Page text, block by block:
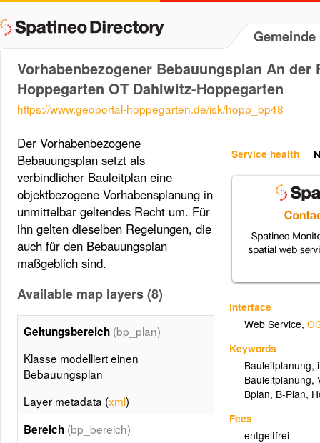
Vorhabenbezogener Bebauungsplan An der
Hoppegarten OT Dahlwitz-Hoppegarten
https://www.geoportal-hoppegarten.de/isk/hopp_bp48
Service health
Interface
Web Service,
Keywords
Bauleitplanung,
Bauleitplanung,
Bplan, B-Plan,
Fees
entgeltfrei
Der Vorhabenbezogene
Bebauungsplan setzt als
verbindlicher Bauleitplan eine
objektbezogene Vorhabensplanung in
unmittelbar geltendes Recht um. Für
ihn gelten dieselben Regelungen, die
auch für den Bebauungsplan
maßgeblich sind.
Available map layers (8)
Geltungsbereich (bp_plan)
Klasse modelliert einen
Bebauungsplan
Layer metadata (xml)
Bereich (bp_bereich)